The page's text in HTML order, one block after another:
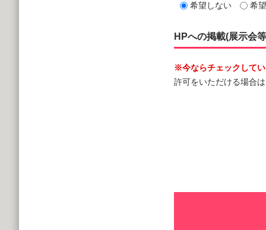
希望しない 希
HPへの掲載(展示会
※今ならチェックして
許可をいただける場合